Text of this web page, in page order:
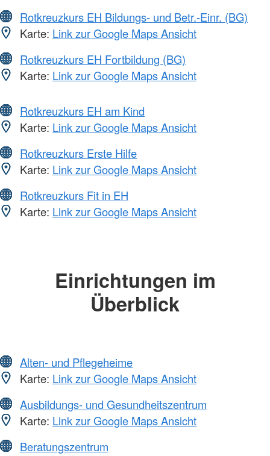
Rotkreuzkurs EH Bildungs- und Betr.-Einr. (BG)
Karte: Link zur Google Maps Ansicht
Rotkreuzkurs EH Fortbildung (BG)
Karte: Link zur Google Maps Ansicht
Rotkreuzkurs EH am Kind
Karte: Link zur Google Maps Ansicht
Rotkreuzkurs Erste Hilfe
Karte: Link zur Google Maps Ansicht
Rotkreuzkurs Fit in EH
Karte: Link zur Google Maps Ansicht
Einrichtungen im
Überblick
Alten- und Pflegeheime
Karte: Link zur Google Maps Ansicht
Ausbildungs- und Gesundheitszentrum
Karte: Link zur Google Maps Ansicht
Beratungszentrum